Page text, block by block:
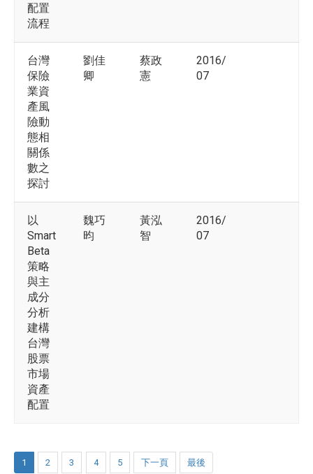
配置
流程
台灣
保險
業資
產風
險動
態相
關係
數之
探討
劉佳
卿
蔡政
憲
2016/
07
以
Smart
Beta
策略
與主
成分
分析
建構
台灣
股票
市場
資產
配置
魏巧
昀
黃泓
智
2016/
07
1 2 3 4 5 下一頁 最後